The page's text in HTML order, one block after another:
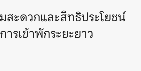
สะดวกและสิทธิประโยชน์
ารเข้าพักระยะยาว